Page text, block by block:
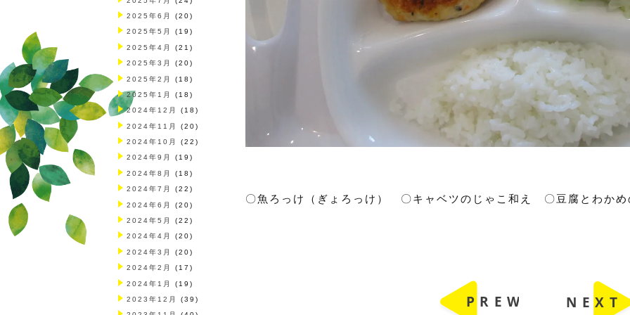
〇魚ろっけ（ぎょろっけ） 〇キャベツのじゃこ和え 〇豆腐とわかめ
2025年6月 (20)
2025年5月 (19)
2025年4月 (21)
2025年3月 (20)
2025年2月 (18)
2025年1月 (18)
2024年12月 (18)
2024年11月 (20)
2024年10月 (22)
2024年9月 (19)
2024年8月 (18)
2024年7月 (22)
2024年6月 (20)
2024年5月 (22)
2024年4月 (20)
2024年3月 (20)
2024年2月 (17)
2024年1月 (19)
2023年12月 (39)